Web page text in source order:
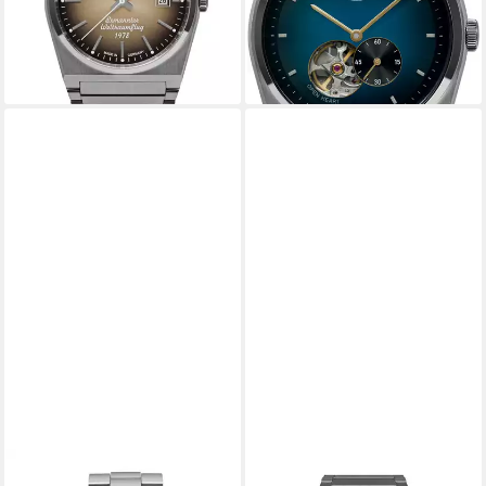
-11%
lieferbar - in 1-2 Werktagen bei dir
-11%
lieferbar - in 1-2 Werktagen bei dir